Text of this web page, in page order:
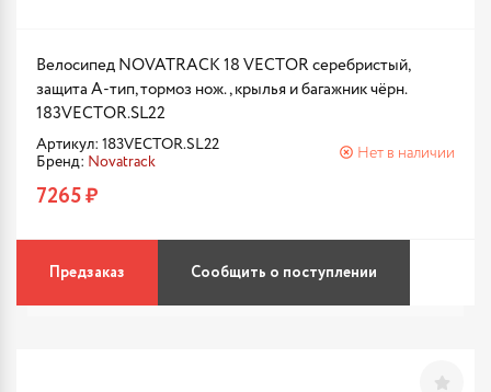
Велосипед NOVATRACK 18 VECTOR серебристый,
защита А-тип, тормоз нож., крылья и багажник чёрн.
183VECTOR.SL22
Артикул: 183VECTOR.SL22
Бренд: Novatrack
Нет в наличии
7265 ₽
Предзаказ Сообщить о поступлении